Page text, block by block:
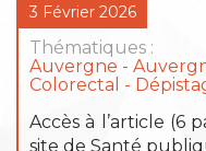
3 Février 2026
Thématiques :
Auvergne
Colorectal
Accès à l’article (6
site de Santé